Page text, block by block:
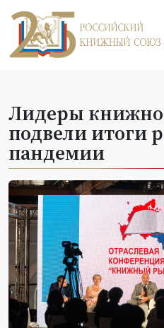
Лидеры
подвели итоги
пандемии